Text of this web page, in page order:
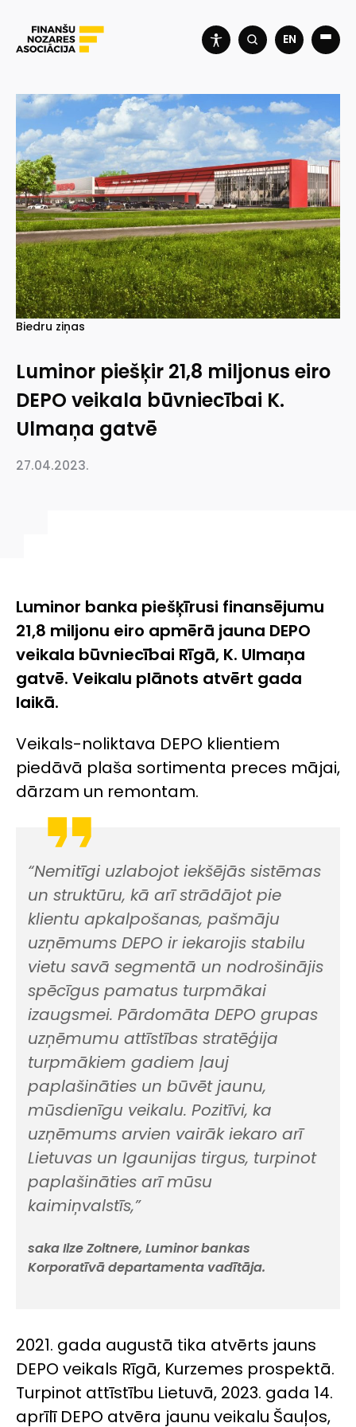
EN
Biedru ziņas
Luminor piešķir 21,8 miljonus eiro
DEPO veikala būvniecībai K.
Ulmaņa gatvē
27.04.2023.
Luminor banka piešķīrusi finansējumu
21,8 miljonu eiro apmērā jauna DEPO
veikala būvniecībai Rīgā, K. Ulmaņa
gatvē. Veikalu plānots atvērt gada
laikā.
Veikals-noliktava DEPO klientiem
piedāvā plaša sortimenta preces mājai,
dārzam un remontam.
“Nemitīgi uzlabojot iekšējās sistēmas
un struktūru, kā arī strādājot pie
klientu apkalpošanas, pašmāju
uzņēmums DEPO ir iekarojis stabilu
vietu savā segmentā un nodrošinājis
spēcīgus pamatus turpmākai
izaugsmei. Pārdomāta DEPO grupas
uzņēmumu attīstības stratēģija
turpmākiem gadiem ļauj
paplašināties un būvēt jaunu,
mūsdienīgu veikalu. Pozitīvi, ka
uzņēmums arvien vairāk iekaro arī
Lietuvas un Igaunijas tirgus, turpinot
paplašināties arī mūsu
kaimiņvalstīs,”
saka Ilze Zoltnere, Luminor bankas
Korporatīvā departamenta vadītāja.
2021. gada augustā tika atvērts jauns
DEPO veikals Rīgā, Kurzemes prospektā.
Turpinot attīstību Lietuvā, 2023. gada 14.
aprīlī DEPO atvēra jaunu veikalu Šauļos,